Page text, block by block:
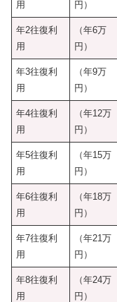
用
円）
年2往復利
用
（年6万
円）
年3往復利
用
（年9万
円）
年4往復利
用
（年12万
円）
年5往復利
用
（年15万
円）
年6往復利
用
（年18万
円）
年7往復利
用
（年21万
円）
年8往復利
用
（年24万
円）